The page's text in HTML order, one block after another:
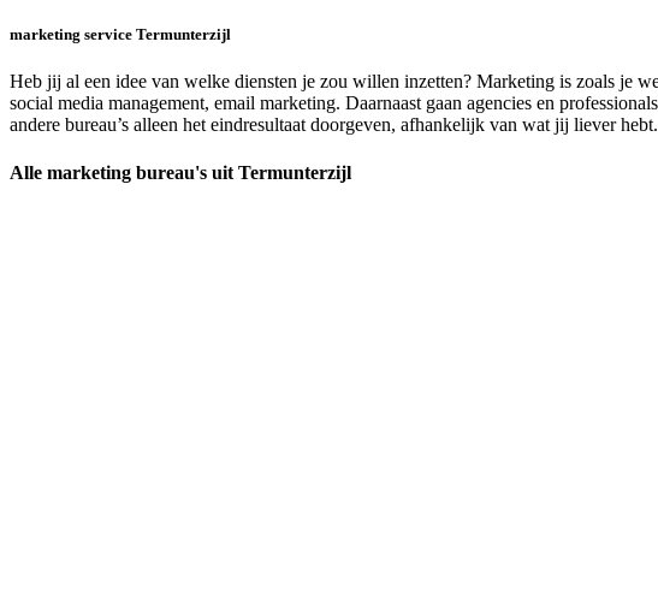
marketing service Termunterzijl
Heb jij al een idee van welke diensten je zou willen inzetten? Marketing is zoals je
social media management, email marketing. Daarnaast gaan agencies en
andere bureau’s alleen het eindresultaat doorgeven, afhankelijk van wat jij liever
Alle marketing bureau's uit Termunterzijl